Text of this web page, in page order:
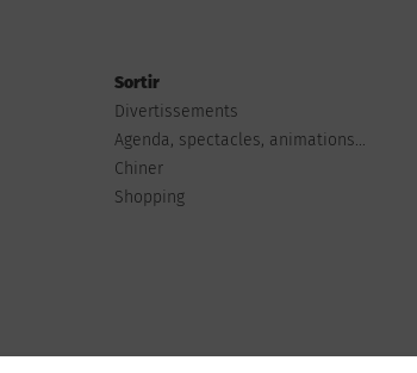
Sortir
Divertissements
Agenda, spectacles, animations...
Chiner
Shopping